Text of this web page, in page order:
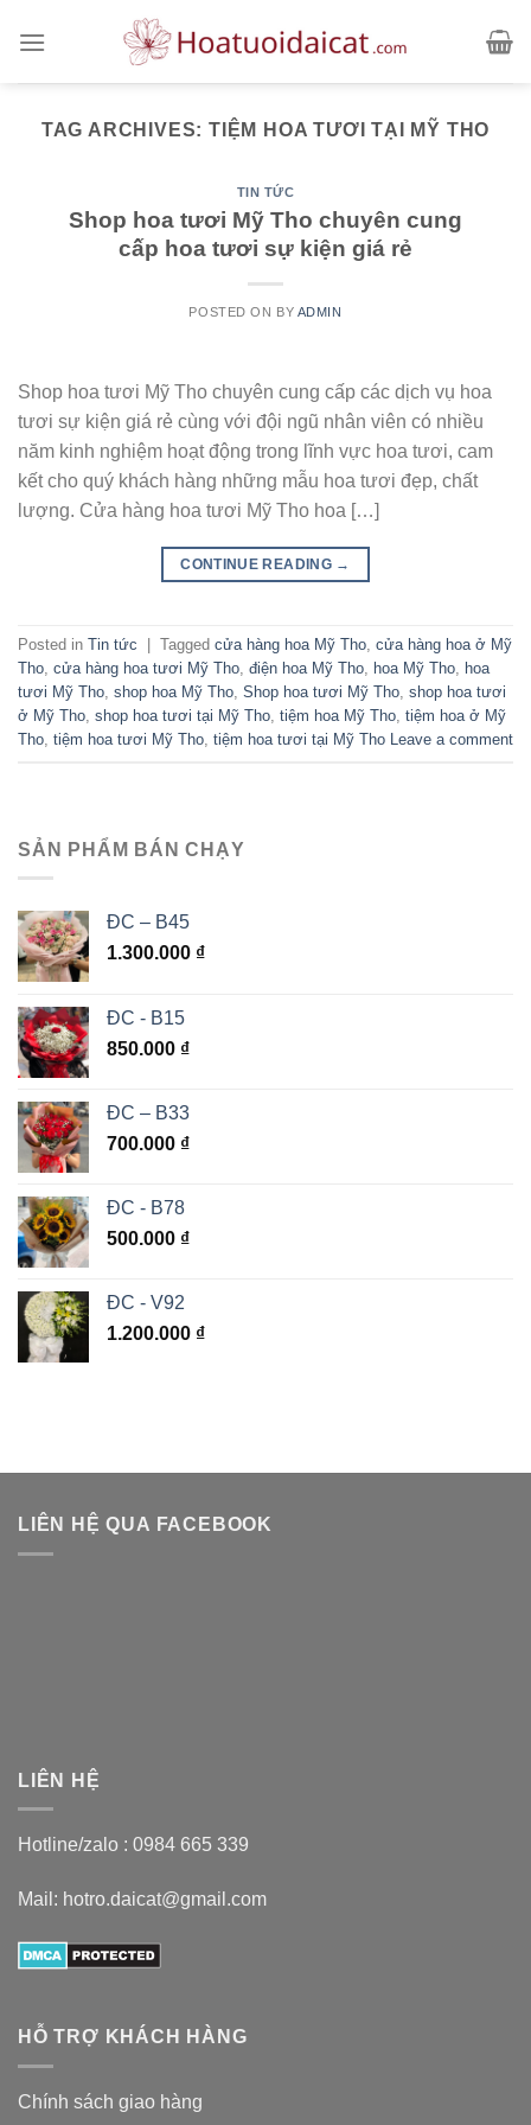
TAG ARCHIVES: TIỆM HOA TƯƠI TẠI MỸ THO
TIN TỨC
Shop hoa tươi Mỹ Tho chuyên cung
cấp hoa tươi sự kiện giá rẻ
POSTED ON BY ADMIN
Shop hoa tươi Mỹ Tho chuyên cung cấp các dịch vụ hoa
tươi sự kiện giá rẻ cùng với đội ngũ nhân viên có nhiều
năm kinh nghiệm hoạt động trong lĩnh vực hoa tươi, cam
kết cho quý khách hàng những mẫu hoa tươi đẹp, chất
lượng. Cửa hàng hoa tươi Mỹ Tho hoa […]
CONTINUE READING →
Posted in Tin tức Tagged cửa hàng hoa Mỹ Tho cửa hàng hoa ở Mỹ
Tho cửa hàng hoa tươi Mỹ Tho điện hoa Mỹ Tho hoa Mỹ Tho
hoa
tươi Mỹ Tho shop hoa Mỹ Tho Shop hoa tươi Mỹ Tho shop hoa tươi
ở Mỹ Tho shop hoa tươi tại Mỹ Tho tiệm hoa Mỹ Tho tiệm hoa ở Mỹ
Tho tiệm hoa tươi Mỹ Tho tiệm hoa tươi tại Mỹ Tho Leave a comment
SẢN PHẨM BÁN CHẠY
ĐC – B45
1.300.000 ₫
ĐC - B15
850.000 ₫
ĐC – B33
700.000 ₫
ĐC - B78
500.000 ₫
ĐC - V92
1.200.000 ₫
LIÊN HỆ QUA FACEBOOK
LIÊN HỆ
Hotline/zalo : 0984 665 339
Mail: hotro.daicat@gmail.com
HỖ TRỢ KHÁCH HÀNG
Chính sách giao hàng